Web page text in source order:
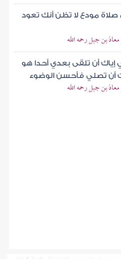
مودع لا تظن أنك تعود
بن جبل رحمه الله
إياك أن تلقى بعدي أحدا هو
أن تصلي فأحسن الوضوء
بن جبل رحمه الله